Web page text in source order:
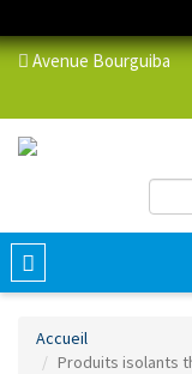
Avenue
Toggle
navigation
Accueil
Produits isolants